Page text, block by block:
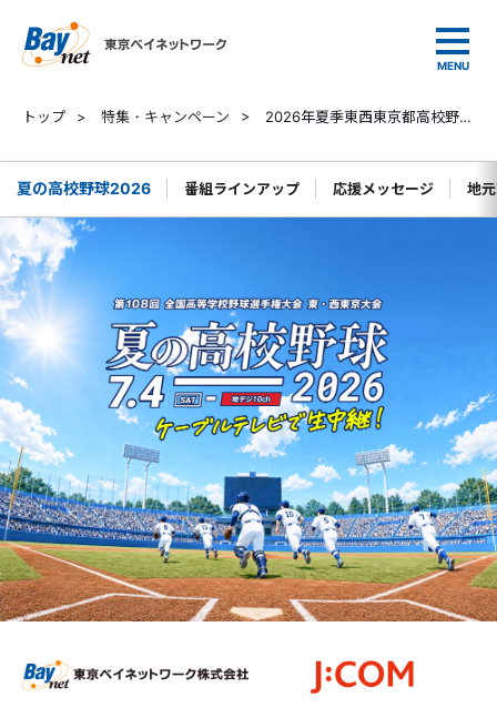
トップ > 特集・キャンペーン > 2026年夏季東西東京都高校野球大会 東・西東京大会を生中継！
夏の高校野球2026 番組ラインアップ 応援メッセージ 地